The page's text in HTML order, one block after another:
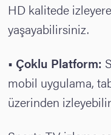
HD kalitede
yaşayabilirsiniz.
• Çoklu Platform:
mobil uygulama,
üzerinden